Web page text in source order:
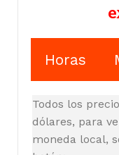
Horas
Todos los
dólares, para
moneda local,